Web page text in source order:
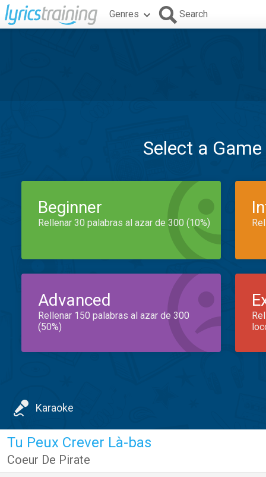
Genres Search
Select a
Beginner
Rellenar 30 palabras al azar de 300 (10%)
Advanced
Rellenar 150 palabras al azar de 300
(50%)
Karaoke
Tu Peux Crever Là-bas
Coeur De Pirate